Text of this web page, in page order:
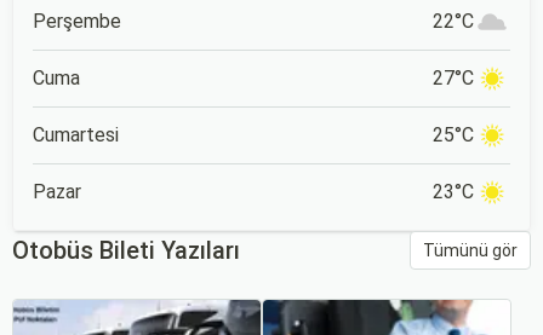
Perşembe 22°C
Cuma 27°C
Cumartesi 25°C
Pazar 23°C
Otobüs Bileti Yazıları Tümünü gör